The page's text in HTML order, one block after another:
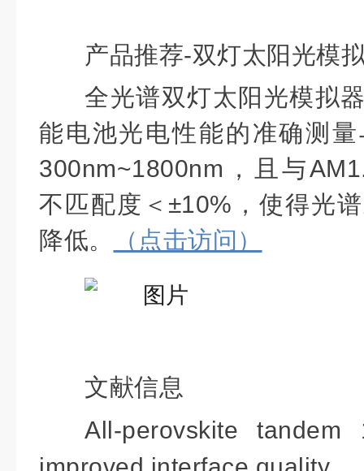
产品推荐-双灯太阳光模
全光谱双灯太阳光模拟
能电池光电性能的准确测
300nm~1800nm，且与
不匹配度＜±10%，使得光
降低。
（点击访问）
文献信息
All-perovskite